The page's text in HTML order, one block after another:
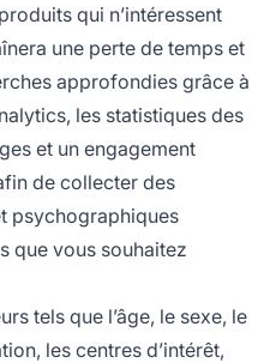
qui n’intéressent
une perte de temps et
approfondies grâce à
les statistiques des
et un engagement
de collecter des
psychographiques
que vous souhaitez
tels que l’âge, le sexe, le
les centres d’intérêt,